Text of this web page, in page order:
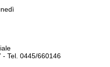
- Tel. 0445/660146